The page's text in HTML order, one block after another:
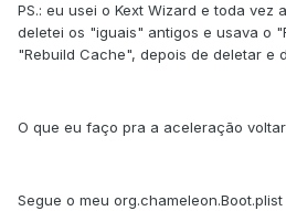
PS.: eu usei o Kext Wizard e toda vez
deletei os "iguais" antigos e usava o
"Rebuild Cache", depois de deletar e
O que eu faço pra a aceleração
Segue o meu org.chameleon.Boot.plist